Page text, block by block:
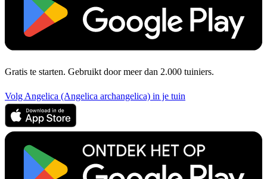
Gratis te starten. Gebruikt door meer dan 2.000 tuiniers.
Volg Angelica (Angelica archangelica) in je tuin